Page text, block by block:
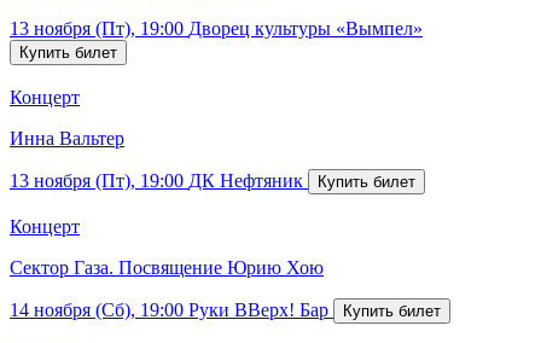
13 ноября (Пт), 19:00 Дворец культуры «Вымпел»
Концерт
Инна Вальтер
13 ноября (Пт), 19:00 ДК Нефтяник
Концерт
Сектор Газа. Посвящение Юрию Хою
14 ноября (Сб), 19:00 Руки ВВерх! Бар